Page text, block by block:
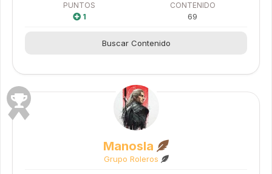
PUNTOS
1
CONTENIDO
69
Buscar Contenido
Manosla
Grupo Roleros